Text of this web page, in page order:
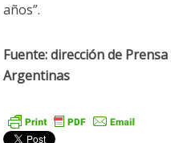
años”.
Fuente: dirección de
Argentinas